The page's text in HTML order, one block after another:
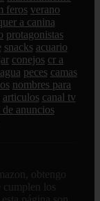
feros verano
a canina
protagonistas
snacks acuario
conejos cr a
agua peces camas
nombres para
articulos canal tv
de anuncios
obtengo
cumplen los